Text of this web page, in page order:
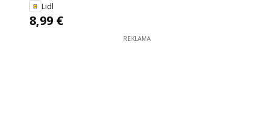
Lidl
8,99 €
REKLAMA